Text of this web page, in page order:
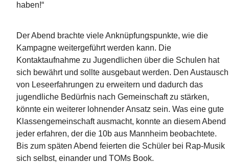
haben!“
Der Abend brachte viele Anknüpfungspunkte, wie die
Kampagne weitergeführt werden kann. Die
Kontaktaufnahme zu Jugendlichen über die Schulen hat
sich bewährt und sollte ausgebaut werden. Den Austausch
von Leseerfahrungen zu erweitern und dadurch das
jugendliche Bedürfnis nach Gemeinschaft zu stärken,
könnte ein weiterer lohnender Ansatz sein. Was eine gute
Klassengemeinschaft ausmacht, konnte an diesem Abend
jeder erfahren, der die 10b aus Mannheim beobachtete.
Bis zum späten Abend feierten die Schüler bei Rap-Musik
sich selbst, einander und TOMs Book.